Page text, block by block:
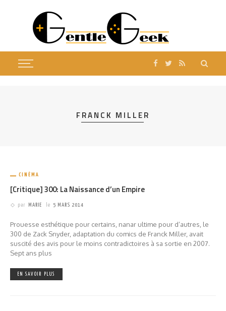
FRANCK MILLER
CINÉMA
[Critique] 300: La Naissance d’un Empire
par MARIE le 5 MARS 2014
Prouesse esthétique pour certains, nanar ultime pour d’autres, le
300 de Zack Snyder, adaptation du comics de Franck Miller, avait
suscité des avis pour le moins contradictoires à sa sortie en 2007.
Sept ans plus
EN SAVOIR PLUS